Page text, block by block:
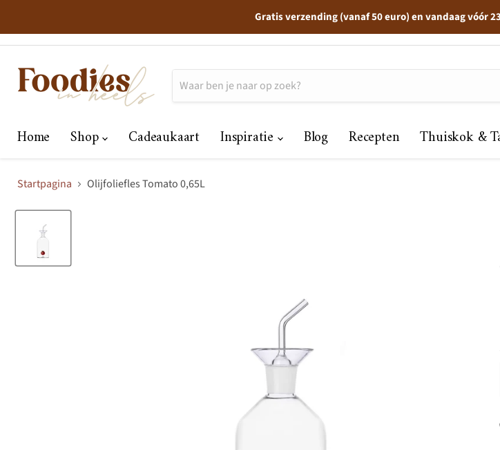
Gratis verzending (vanaf 50 euro) en vandaag vóór
Home Shop Cadeaukaart Inspiratie Blog Recepten Thuiskok &
Startpagina Olijfoliefles Tomato 0,65L